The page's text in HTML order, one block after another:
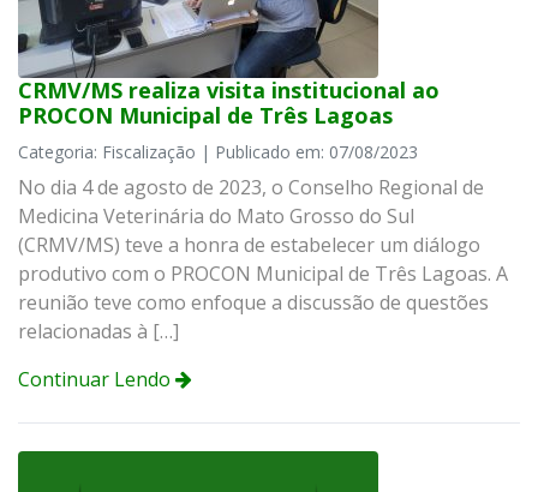
CRMV/MS realiza visita institucional ao
PROCON Municipal de Três Lagoas
Categoria: Fiscalização | Publicado em: 07/08/2023
No dia 4 de agosto de 2023, o Conselho Regional de
Medicina Veterinária do Mato Grosso do Sul
(CRMV/MS) teve a honra de estabelecer um diálogo
produtivo com o PROCON Municipal de Três Lagoas. A
reunião teve como enfoque a discussão de questões
relacionadas à […]
Continuar Lendo